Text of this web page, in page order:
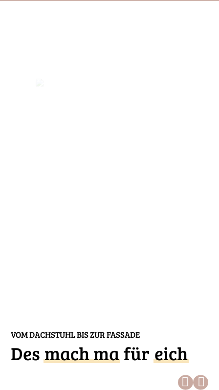
VOM DACHSTUHL BIS ZUR FASSADE
Desmach mafüreich